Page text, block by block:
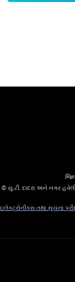
© યુ.ટી. દાદરા અને નગર
ઇલેક્ટ્રોનીક્સ તથા સુચના